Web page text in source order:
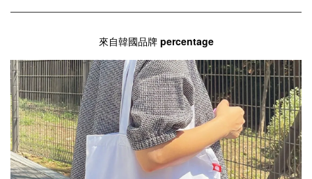
來自韓國品牌 percentage